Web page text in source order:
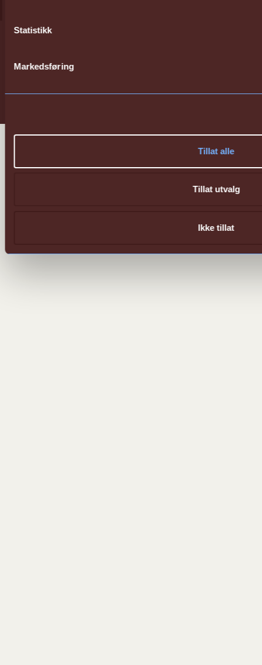
Statistikk
Markedsføring
Tillat alle
Tillat utvalg
Ikke tillat
Sharing Better
Energy